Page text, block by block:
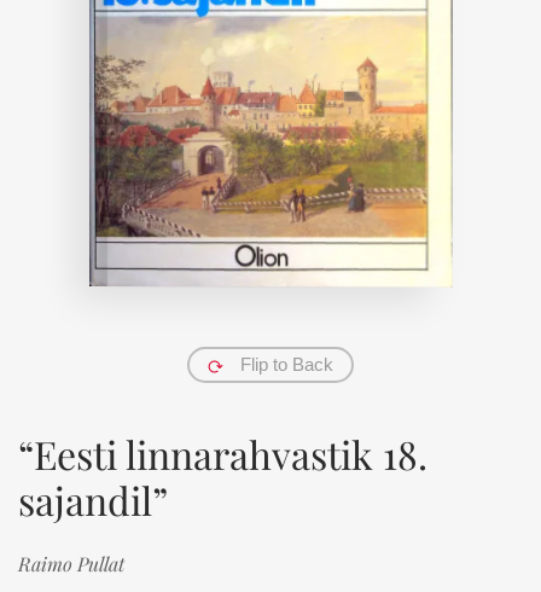
Flip to Back
“Eesti linnarahvastik 18.
sajandil”
Raimo Pullat